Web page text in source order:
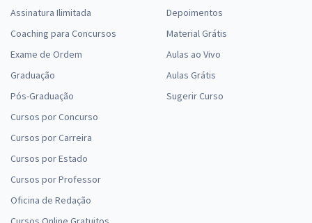
Assinatura Ilimitada
Coaching para Concursos
Exame de Ordem
Graduação
Pós-Graduação
Cursos por Concurso
Cursos por Carreira
Cursos por Estado
Cursos por Professor
Oficina de Redação
Depoimentos
Material Grátis
Aulas ao Vivo
Aulas Grátis
Sugerir Curso